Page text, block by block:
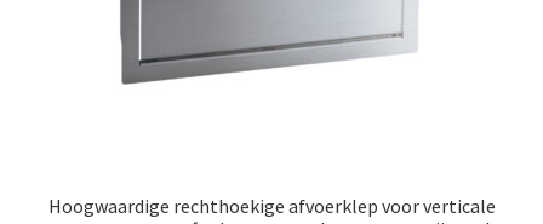
Hoogwaardige rechthoekige afvoerklep voor verticale